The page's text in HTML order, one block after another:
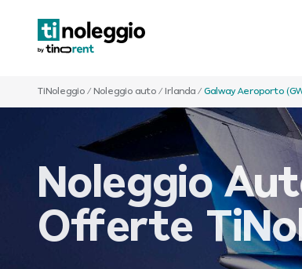
TiNoleggio / Noleggio auto / Irlanda /Galway Aeroporto
Noleggio
Offerte